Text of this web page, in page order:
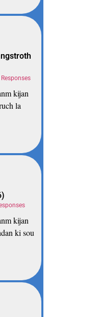
kijan
la
kijan
ki sou